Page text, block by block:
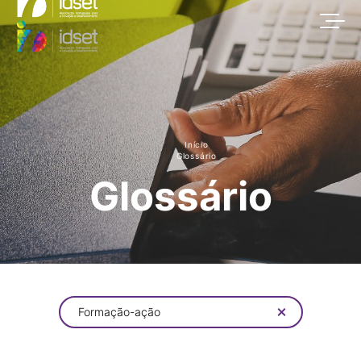
Início
Glossário
Glossário
Formação-ação